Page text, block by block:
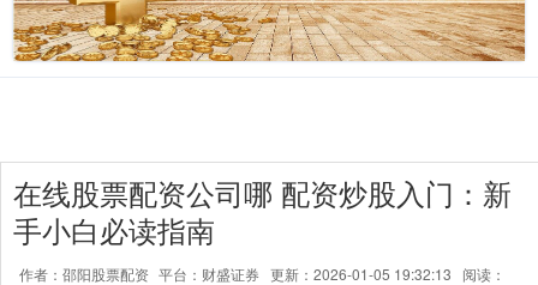
在线股票配资公司哪 配资炒股入门：新
手小白必读指南
作者：邵阳股票配资 平台：财盛证券 更新：2026-01-05 19:32:13
阅读：